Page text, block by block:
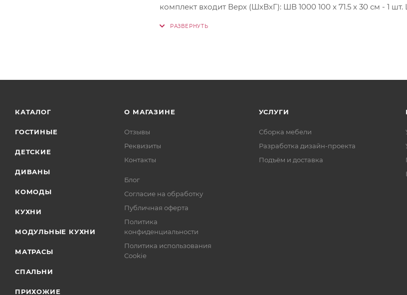
комплект входит Верх (ШхВхГ): ШВ 1000 100 х 71.5 х 30 см - 1
КАТАЛОГ
ГОСТИНЫЕ
ДЕТСКИЕ
ДИВАНЫ
КОМОДЫ
КУХНИ
МОДУЛЬНЫЕ КУХНИ
МАТРАСЫ
СПАЛЬНИ
ПРИХОЖИЕ
О МАГАЗИНЕ
Отзывы
Реквизиты
Контакты
Блог
Согласие на обработку
Публичная оферта
Политика
конфиденциальности
Политика использования
Cookie
УСЛУГИ
Сборка мебели
Разработка дизайн-проекта
Подъём и доставка